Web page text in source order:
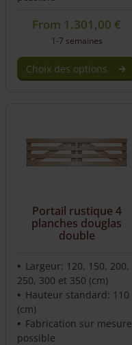
From 1.301,00 €
1-7 semaines
Choix des options
Portail rustique 4
planches douglas
double
Largeur: 120, 150, 200,
250, 300 et 350 (cm)
Hauteur standard: 110
(cm)
Fabrication sur mesure
possible